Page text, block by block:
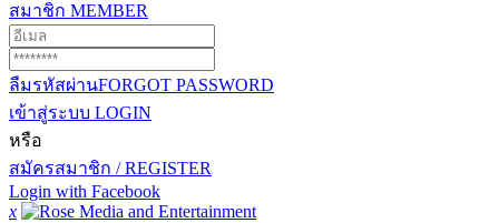
สมาชิก MEMBER
ลืมรหัสผ่านFORGOT PASSWORD
เข้าสู่ระบบ LOGIN
หรือ
สมัครสมาชิก / REGISTER
Login with Facebook
x